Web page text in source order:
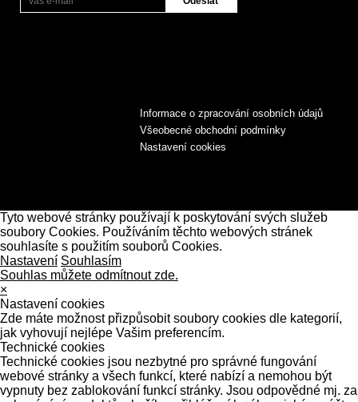
Informace o zpracování osobních údajů
Všeobecné obchodní podmínky
Nastavení cookies
Tyto webové stránky používají k poskytování svých služeb
soubory Cookies. Používáním těchto webových stránek
souhlasíte s použitím souborů Cookies.
Nastavení Souhlasím
Souhlas můžete odmítnout zde.
×
Nastavení cookies
Zde máte možnost přizpůsobit soubory cookies dle kategorií,
jak vyhovují nejlépe Vašim preferencím.
Technické cookies
Technické cookies jsou nezbytné pro správné fungování
webové stránky a všech funkcí, které nabízí a nemohou být
vypnuty bez zablokování funkcí stránky. Jsou odpovědné mj. za